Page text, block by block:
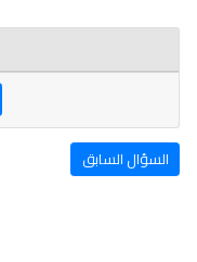
السؤال السابق